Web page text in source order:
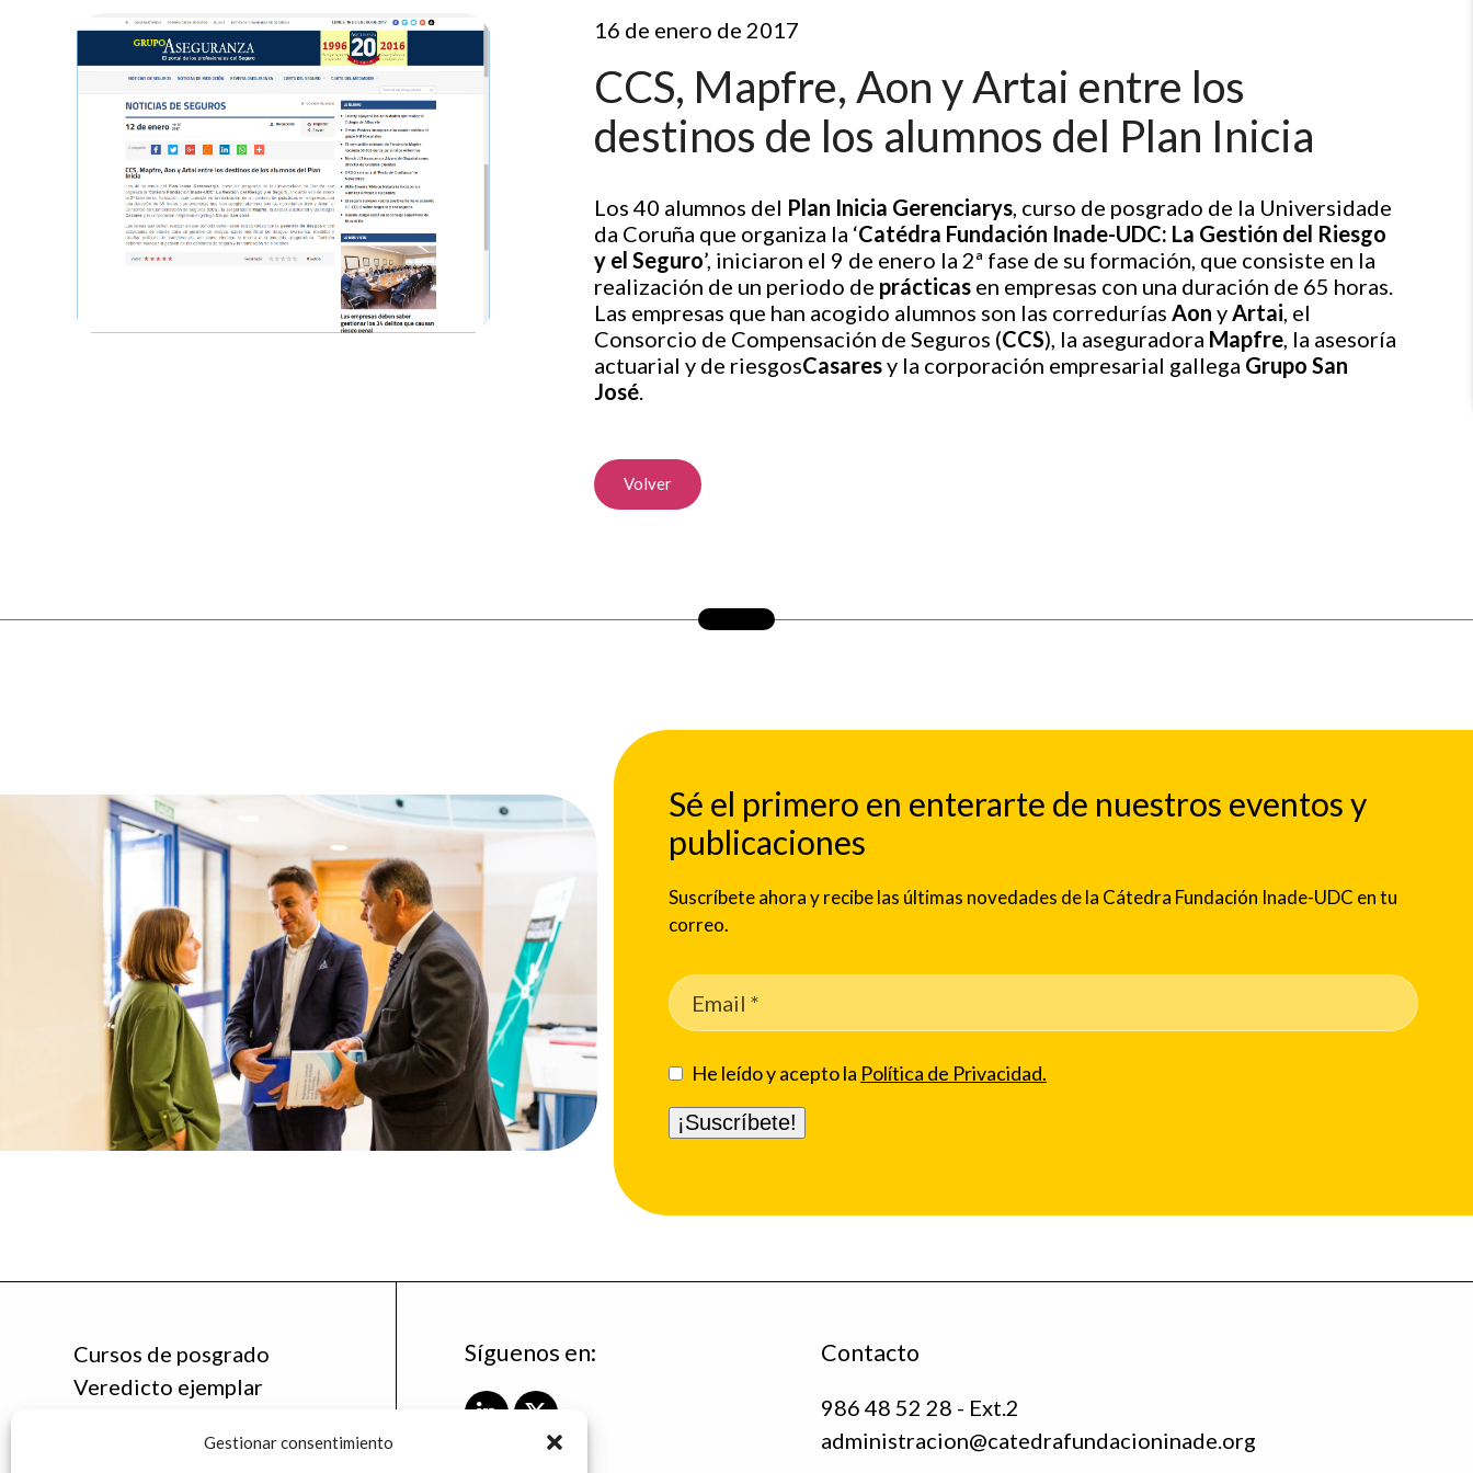
Gestionar consentimiento
16 de enero de 2017
CCS, Mapfre, Aon y Artai entre los
destinos de los alumnos del Plan Inicia
Los 40 alumnos del Plan Inicia Gerenciarys, curso de posgrado de la Universidade
da Coruña que organiza la ‘Catédra Fundación Inade-UDC: La Gestión del Riesgo
y el Seguro’, iniciaron el 9 de enero la 2ª fase de su formación, que consiste en la
realización de un periodo de prácticas en empresas con una duración de 65 horas.
Las empresas que han acogido alumnos son las correduríasAonyArtai, el
Consorcio de Compensación de Seguros (CCS), la aseguradora Mapfre, la asesoría
actuarial y de riesgosCasaresy la corporación empresarial gallega Grupo San
José.
Volver
Sé el primero en enterarte de nuestros eventos y
publicaciones
Suscríbete ahora y recibe las últimas novedades de la Cátedra Fundación Inade-UDC en tu
correo.
He leído y acepto la Política de Privacidad.
Cursos de posgrado
Veredicto ejemplar
Síguenos en:
T
Contacto
986 48 52 28 - Ext.2
administracion@catedrafundacioninade.org